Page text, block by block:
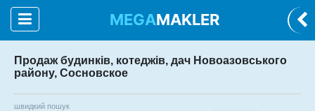
MEGAMAKLER
Продаж будинків, котеджів, дач Новоазовського
району, Сосновское
швидкий пошук